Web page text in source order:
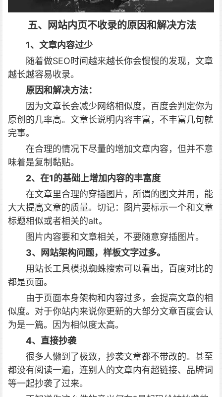
五、网站内页不收录的原因和解决方法
1、文章内容过少
随着做SEO时间越来越长你会慢慢的发现，文章
越长越容易收录。
原因和解决方法：
因为文章长会减少网络相似度，百度会判定你为
原创的几率高。文章长说明内容丰富，不丰富几句就
完事。
在合理的情况下尽量的增加文章内容，但并不意
味着是复制黏贴。
2、在1的基础上增加内容的丰富度
在文章里合理的穿插图片，所谓的图文并用，能
大大提高文章的质量。切记：图片要标示一个和文章
标题相似或者相关的alt。
图片内容要和文章相关，不要随意穿插图片。
3、网站架构问题，样板文字过多。
用站长工具模拟蜘蛛搜索可以看出，百度对比的
都是页面。
由于页面本身架构和内容过多，会提高文章的相
似度。对于你站内来说你更新的大部分文章百度会认
为是一篇。因为相似度太高。
4、直接抄袭
很多人懒到了极致，抄袭文章都不带改的。甚至
都没有阅读一遍，连别人的文章内有超链接、品牌词
等一起抄袭了过来。